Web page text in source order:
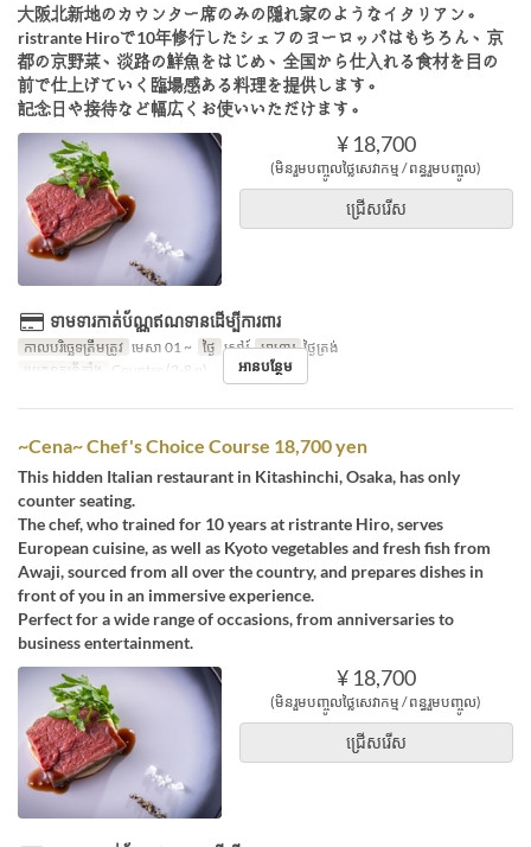
大阪北新地のカウンター席のみの隠れ家のようなイタリアン。
ristrante Hiroで10年修行したシェフのヨーロッパはもちろん、京
都の京野菜、淡路の鮮魚をはじめ、全国から仕入れる食材を目の
前で仕上げていく臨場感ある料理を提供します。
記念日や接待など幅広くお使いいただけます。
¥ 18,700
(មិនរួមបញ្ចូលថ្លៃសេវាកម្ម / ពន្ធរួមបញ្ចូល)
ជ្រើសរើស
ទាមទារកាត់ប័ណ្ណឥណទានដើម្បីការពារ
កាលបរិច្ឆេទត្រឹមត្រូវ មេសា 01 ~ ថ្ងៃ សៅរ៍ អាហារ ថ្ងៃត្រង់
ប្រភេទកន្រ្ត័តាំង
Counter (2-8 p) អានបន្ថែម
~Cena~ Chef's Choice Course 18,700 yen
This hidden Italian restaurant in Kitashinchi, Osaka, has only
counter seating.
The chef, who trained for 10 years at ristrante Hiro, serves
European cuisine, as well as Kyoto vegetables and fresh fish from
Awaji, sourced from all over the country, and prepares dishes in
front of you in an immersive experience.
Perfect for a wide range of occasions, from anniversaries to
business entertainment.
¥ 18,700
(មិនរួមបញ្ចូលថ្លៃសេវាកម្ម / ពន្ធរួមបញ្ចូល)
ជ្រើសរើស